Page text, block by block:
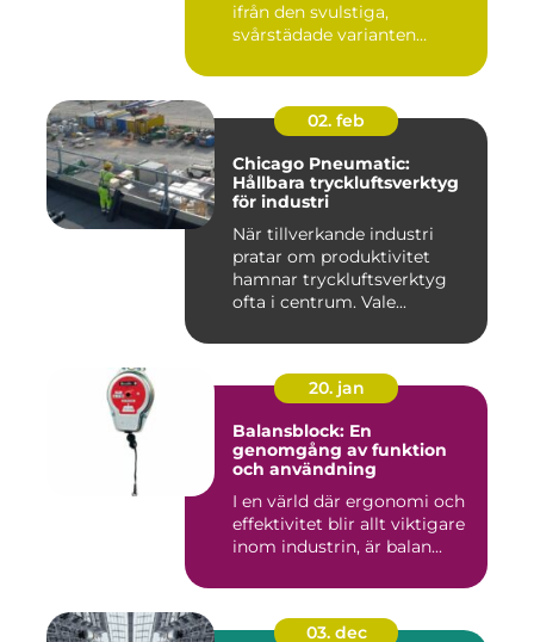
ifrån den svulstiga,
svårstädade varianten
02. feb
Chicago Pneumatic:
Hållbara tryckluftsverktyg
för industri
När tillverkande industri
pratar om produktivitet
hamnar tryckluftsverktyg
ofta i centrum. Vale...
20. jan
Balansblock: En
genomgång av funktion
och användning
I en värld där ergonomi och
effektivitet blir allt viktigare
inom industrin, är balan...
03. dec